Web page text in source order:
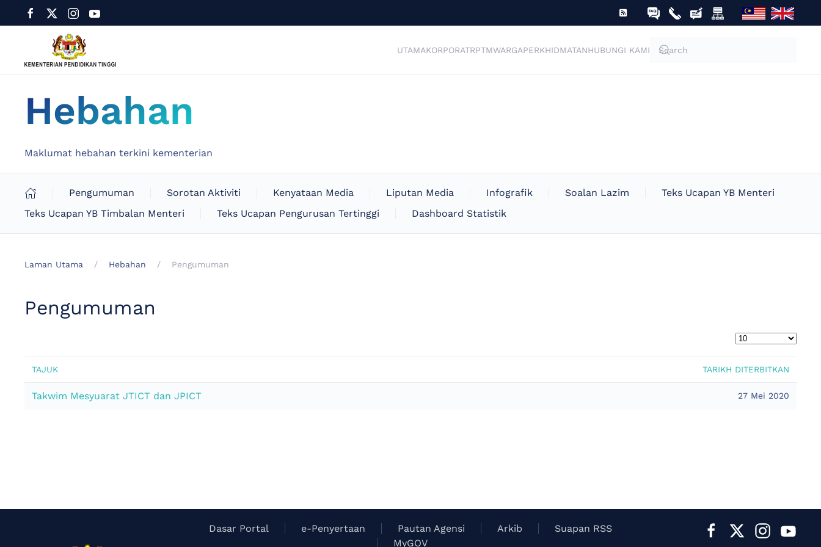
Entri Suapan
UTAMAKORPORATRPTMWARGAPERKHIDMATANHUBUNGI KAMI
Hebahan
Maklumat hebahan terkini kementerian
Pengumuman Sorotan Aktiviti Kenyataan Media Liputan Media Infografik Soalan Lazim
Teks Ucapan YB Menteri
Teks Ucapan YB Timbalan Menteri
Teks Ucapan Pengurusan Tertinggi Dashboard Statistik
Laman Utama Hebahan Pengumuman
Pengumuman
TAJUK TARIKH DITERBITKAN
Takwim Mesyuarat JTICT dan JPICT 27 Mei 2020
Dasar Portal e-Penyertaan Pautan Agensi Arkib
Suapan RSS
MyGOV